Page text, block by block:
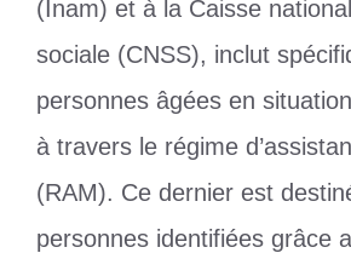
(Inam) et à la Caisse
sociale (CNSS), inclut
personnes âgées en
à travers le régime
(RAM). Ce dernier est
personnes identifiées grâce